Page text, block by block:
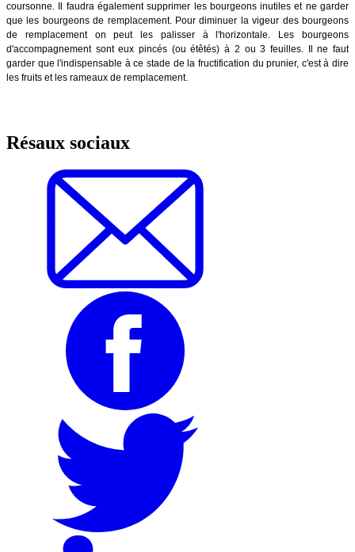
coursonne. Il faudra également supprimer les bourgeons inutiles et ne garder
que les bourgeons de remplacement. Pour diminuer la vigeur des bourgeons
de remplacement on peut les palisser à l'horizontale. Les bourgeons
d'accompagnement sont eux pincés (ou étêtés) à 2 ou 3 feuilles. Il ne faut
garder que l'indispensable à ce stade de la fructification du prunier, c'est à dire
les fruits et les rameaux de remplacement.
Résaux sociaux